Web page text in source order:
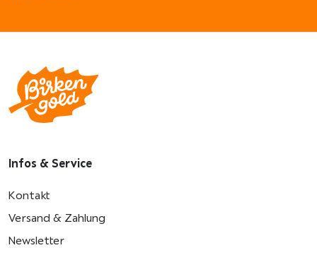
Infos & Service
Kontakt
Versand & Zahlung
Newsletter